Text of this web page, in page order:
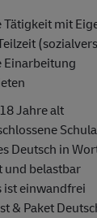
Tätigkeit mit
Einarbeitung
Jahre alt
Deutsch in
und belastbar
ist einwandfrei
& Paket